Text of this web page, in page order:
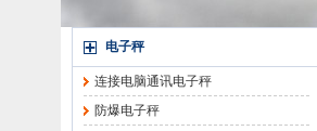
电子秤
连接电脑通讯电子秤
防爆电子秤